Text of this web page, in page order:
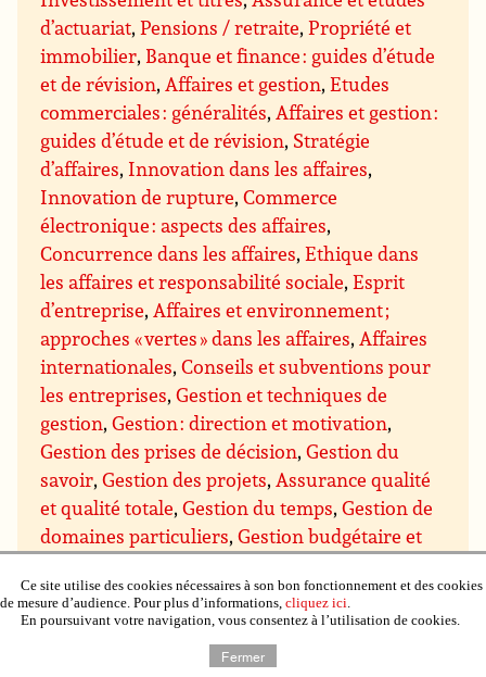
d’actuariat,Pensions / retraite,Propriété et
immobilier, Banque et finance : guides d’étude
et de révision,Affaires et gestion,Etudes
commerciales : généralités,Affaires et gestion :
guides d’étude et de révision, Stratégie
d’affaires, Innovation dans les affaires,
Innovation de rupture,Commerce
électronique : aspects des affaires,
Concurrence dans les affaires,Ethique dans
les affaires et responsabilité sociale,Esprit
d’entreprise,Affaires et environnement ;
approches « vertes » dans les affaires,Affaires
internationales,Conseils et subventions pour
les entreprises,Gestion et techniques de
gestion,Gestion : direction et motivation,
Gestion des prises de décision,Gestion du
savoir,Gestion des projets,Assurance qualité
et qualité totale,Gestion du temps,Gestion de
domaines particuliers,Gestion budgétaire et
ressources humaines,Gestion de l’immobilier,
de la propriété et du matériel,Gestion de la
production et du contrôle qualité
Ce site utilise des cookies nécessaires à son bon fonctionnement et des cookies
de mesure d’audience. Pour plus d’informations, cliquez ici.
En poursuivant votre navigation, vous consentez à l’utilisation de cookies.
Fermer